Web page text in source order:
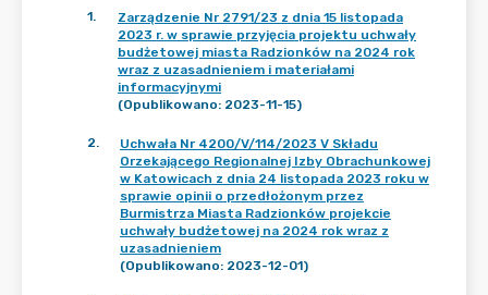
1.
Zarządzenie Nr 2791/23 z dnia 15 listopada
2023 r. w sprawie przyjęcia projektu uchwały
budżetowej miasta Radzionków na 2024 rok
wraz z uzasadnieniem i materiałami
informacyjnymi
(Opublikowano: 2023-11-15)
2.
Uchwała Nr 4200/V/114/2023 V Składu
Orzekającego Regionalnej Izby Obrachunkowej
w Katowicach z dnia 24 listopada 2023 roku w
sprawie opinii o przedłożonym przez
Burmistrza Miasta Radzionków projekcie
uchwały budżetowej na 2024 rok wraz z
uzasadnieniem
(Opublikowano: 2023-12-01)